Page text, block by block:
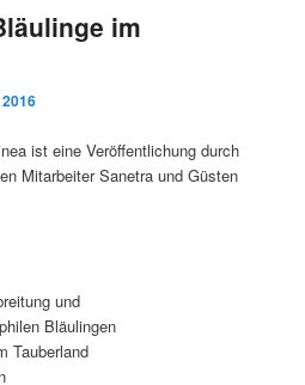
im
ist eine Veröffentlichung durch
Mitarbeiter Sanetra und Güsten
und
Bläulingen
Tauberland